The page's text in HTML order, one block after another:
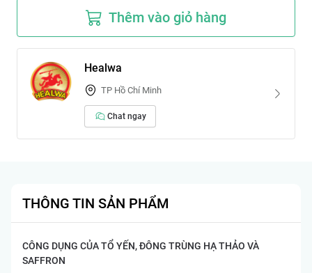
Thêm vào giỏ hàng
Healwa
TP Hồ Chí Minh
Chat ngay
THÔNG TIN SẢN PHẨM
CÔNG DỤNG CỦA TỔ YẾN, ĐÔNG TRÙNG HẠ THẢO VÀ
SAFFRON